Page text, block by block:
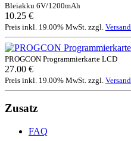
Bleiakku 6V/1200mAh
10.25 €
Preis inkl. 19.00% MwSt. zzgl. Versand
PROGCON Programmierkarte LCD
27.00 €
Preis inkl. 19.00% MwSt. zzgl. Versand
Zusatz
FAQ